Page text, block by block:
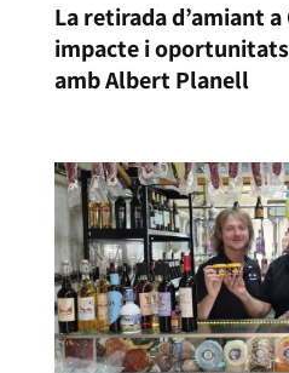
La retirada d’amiant
impacte i
amb Albert Planell